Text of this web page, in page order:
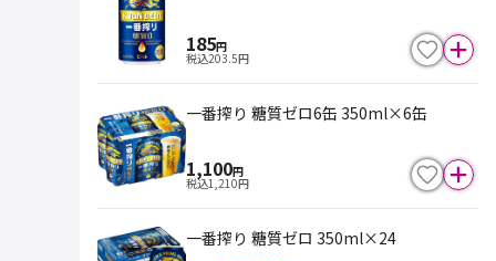
185円
税込203.5円
一番搾り 糖質ゼロ6缶 350ml×6缶
1,100円
税込1,210円
一番搾り 糖質ゼロ 350ml×24